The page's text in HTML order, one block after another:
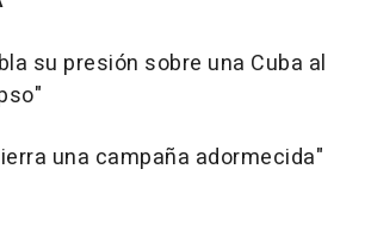
su presión sobre una Cuba al
una campaña adormecida"